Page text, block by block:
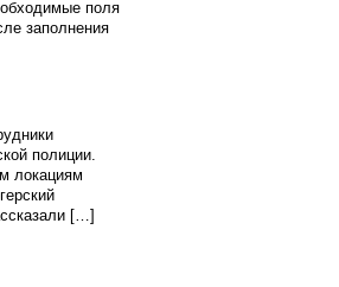
поля
заполнения
полиции.
локациям
[…]